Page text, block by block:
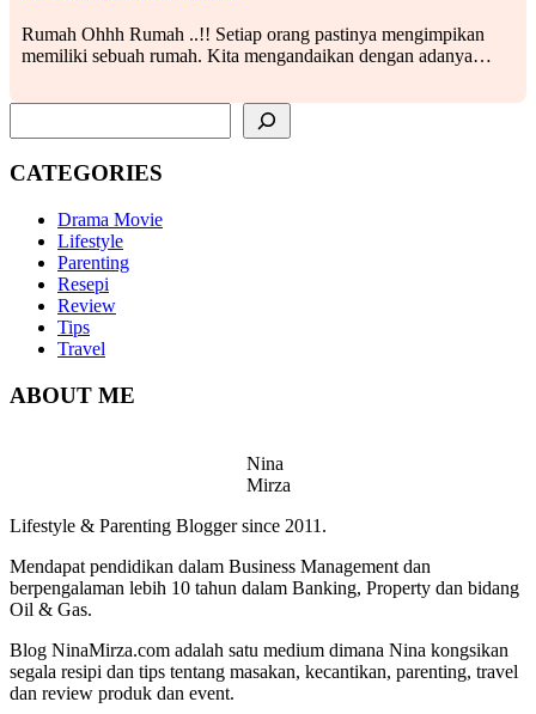
Rumah Ohhh Rumah ..!! Setiap orang pastinya mengimpikan
memiliki sebuah rumah. Kita mengandaikan dengan adanya…
CATEGORIES
Drama Movie
Lifestyle
Parenting
Resepi
Review
Tips
Travel
ABOUT ME
Nina
Mirza
Lifestyle & Parenting Blogger since 2011.
Mendapat pendidikan dalam Business Management dan
berpengalaman lebih 10 tahun dalam Banking, Property dan bidang
Oil & Gas.
Blog NinaMirza.com adalah satu medium dimana Nina kongsikan
segala resipi dan tips tentang masakan, kecantikan, parenting, travel
dan review produk dan event.